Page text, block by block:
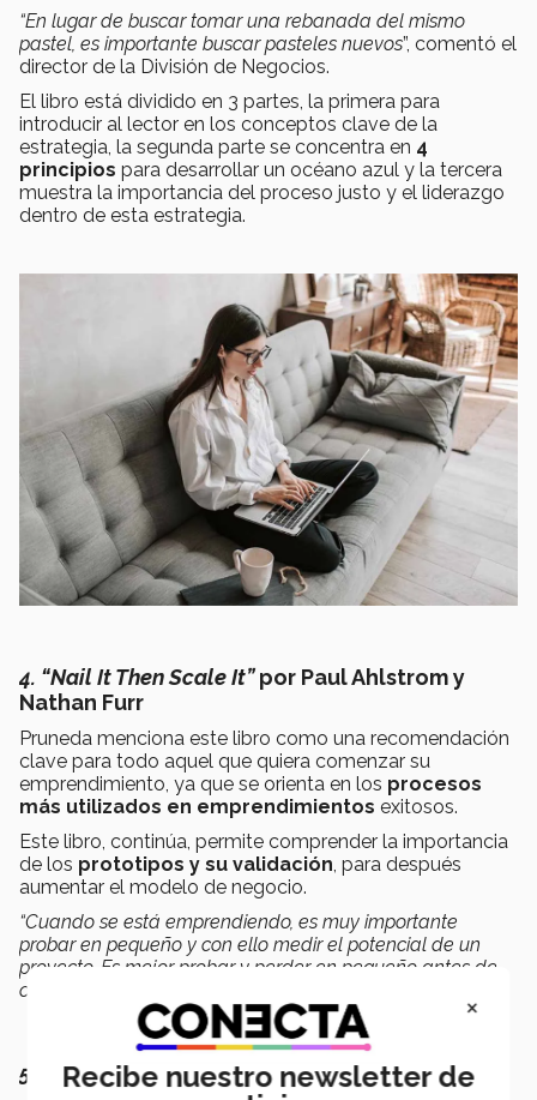
“En lugar de buscar tomar una rebanada del mismo
pastel, es importante buscar pasteles nuevos”, comentó el
director de la División de Negocios.
El libro está dividido en 3 partes, la primera para
introducir al lector en los conceptos clave de la
estrategia, la segunda parte se concentra en 4
principios para desarrollar un océano azul y la tercera
muestra la importancia del proceso justo y el liderazgo
dentro de esta estrategia.
4. “Nail It Then Scale It”por Paul Ahlstrom y
Nathan Furr
Pruneda menciona este libro como una recomendación
clave para todo aquel que quiera comenzar su
emprendimiento, ya que se orienta en los procesos
más utilizados en emprendimientos exitosos.
Este libro, continúa, permite comprender la importancia
de los prototipos y su validación, para después
aumentar el modelo de negocio.
“Cuando se está emprendiendo, es muy importante
probar en pequeño y con ello medir el potencial de un
proyecto. Es mejor probar y perder en pequeño antes de
crecer y tener una pérdida mayor”
5.“The art of the start”por Guy Kawasaki
×
Recibe nuestro newsletter de